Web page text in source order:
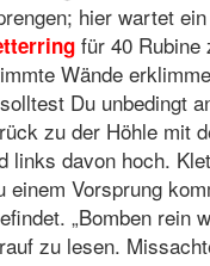
hier wartet
für 40 Rubine
Wände
Du unbedingt
zu der Höhle mit
links davon hoch.
einem Vorsprung
„Bomben rein
zu lesen.